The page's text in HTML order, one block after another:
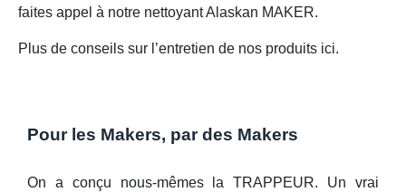
faites appel à notre nettoyant Alaskan MAKER.
Plus de conseils sur l’entretien de nos produits ici.
Pour les Makers, par des Makers
On a conçu nous-mêmes la TRAPPEUR. Un vrai